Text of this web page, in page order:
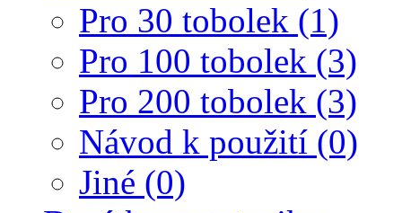
Pro 30 tobolek (1)
Pro 100 tobolek (3)
Pro 200 tobolek (3)
Návod k použití (0)
Jiné (0)